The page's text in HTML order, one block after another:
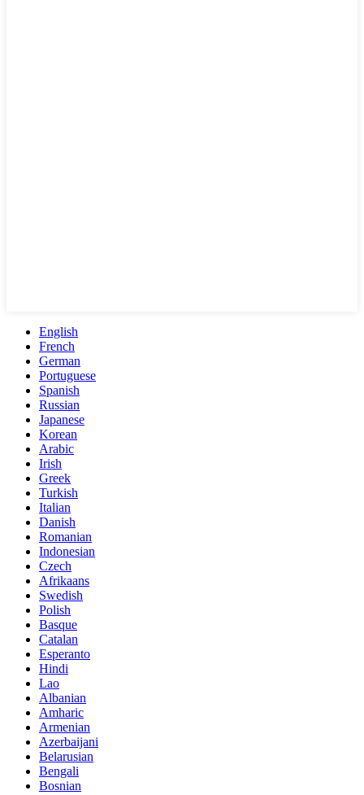
English
French
German
Portuguese
Spanish
Russian
Japanese
Korean
Arabic
Irish
Greek
Turkish
Italian
Danish
Romanian
Indonesian
Czech
Afrikaans
Swedish
Polish
Basque
Catalan
Esperanto
Hindi
Lao
Albanian
Amharic
Armenian
Azerbaijani
Belarusian
Bengali
Bosnian